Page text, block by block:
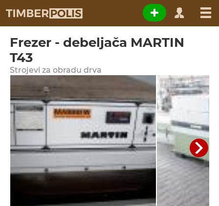
Frezer - debeljača MARTIN
T43
Strojevi za obradu drva